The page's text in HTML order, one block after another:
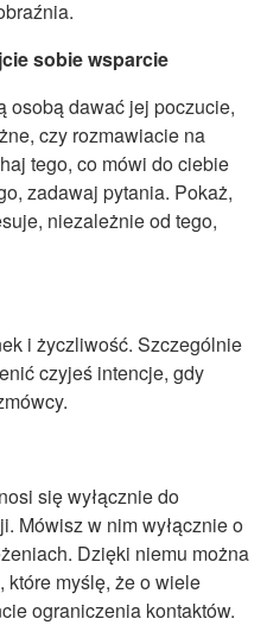
.
sobie wsparcie
osobą dawać jej poczucie,
czy rozmawiacie na
tego, co mówi do ciebie
zadawaj pytania. Pokaż,
niezależnie od tego,
i życzliwość. Szczególnie
czyjeś intencje, gdy
się wyłącznie do
Mówisz w nim wyłącznie o
Dzięki niemu można
myślę, że o wiele
ograniczenia kontaktów.